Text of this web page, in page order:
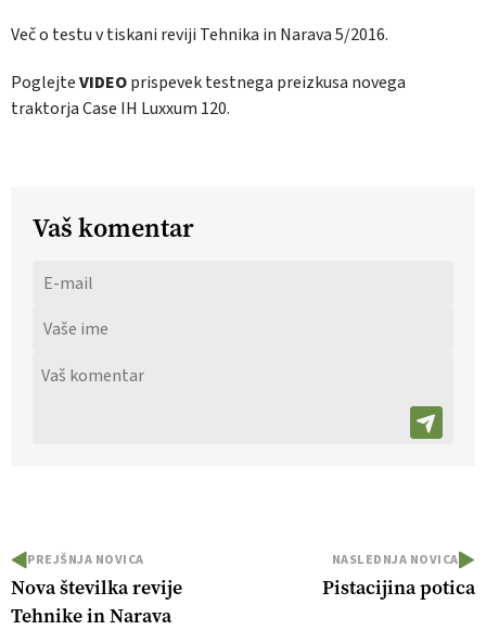
Več o testu v tiskani reviji Tehnika in Narava 5/2016.
PoglejteVIDEOprispevek testnega preizkusa novega
traktorja Case IH Luxxum 120.
Vaš komentar
PREJŠNJA NOVICA
Nova številka revije
Tehnike in Narava
NASLEDNJA NOVICA
Pistacijina potica